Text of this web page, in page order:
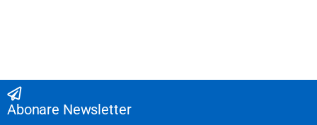
Abonare Newsletter